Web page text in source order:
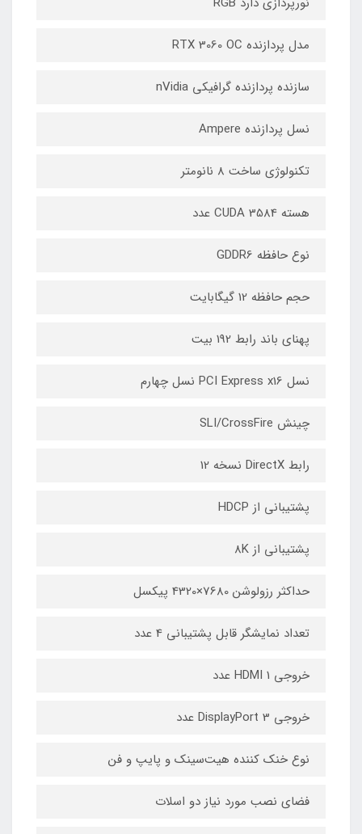
مدل پردازنده RTX 3060 OC
سازنده پردازنده گرافیکی nVidia
نسل پردازنده Ampere
تکنولوژی ساخت 8 نانومتر
هسته CUDA 3584 عدد
نوع حافظه GDDR6
حجم حافظه 12 گیگابایت
پهنای باند رابط 192 بیت
نسل PCI Express x16 نسل چهارم
چینش SLI/CrossFire
رابط DirectX نسخه 12
پشتیبانی از HDCP
پشتیبانی از 8K
حداکثر رزولوشن 7680×4320 پیکسل
تعداد نمایشگر قابل پشتیبانی 4 عدد
خروجی HDMI 1 عدد
خروجی DisplayPort 3 عدد
نوع خنک کننده هیت‌سینک و پایپ و فن
فضای نصب مورد نیاز دو اسلات